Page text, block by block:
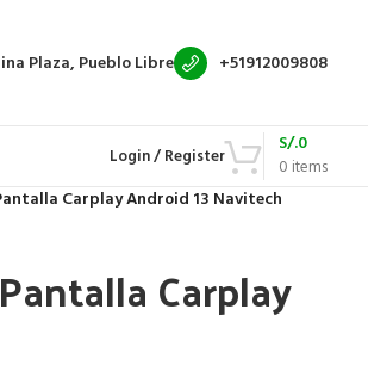
Plaza, Pueblo Libre +51912009808
Login / Register 0 items
S/.0
Carplay Android 13 Navitech
Carplay